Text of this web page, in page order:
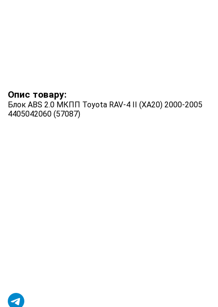
Опис товару:
Блок ABS 2.0 МКПП Toyota RAV-4 II (XA20) 2000-2005
4405042060 (57087)